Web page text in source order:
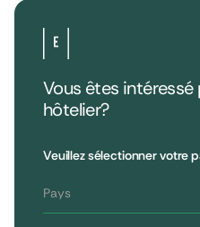
Vous êtes intéressé
hôtelier?
Veuillez sélectionner votre
Pays
75008 Paris, France
T : 01 53 96 52 50